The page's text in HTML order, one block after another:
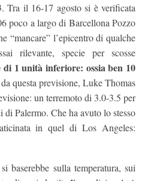
Tra il 16-17 agosto si è verificata
poco a largo di Barcellona Pozzo
“mancare” l’epicentro di qualche
rilevante, specie per scosse
1 unità inferiore: ossia ben 10
questa previsione, Luke Thomas
un terremoto di 3.0-3.5 per
Palermo. Che ha avuto lo stesso
in quel di Los Angeles:
baserebbe sulla temperatura, sui